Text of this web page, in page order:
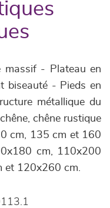
massif - Plateau en
biseauté - Pieds en
métallique du
chêne rustique
cm, 135 cm et 160
cm, 110x200
et 120x260 cm.